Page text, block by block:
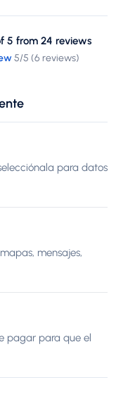
5 from 24 reviews
5/5 (6 reviews)
para datos
mensajes,
pagar para que el